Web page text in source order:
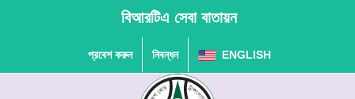
বিআরটিএ সেবা বাতায়ন
প্রবেশ করুন নিবন্ধন ENGLISH